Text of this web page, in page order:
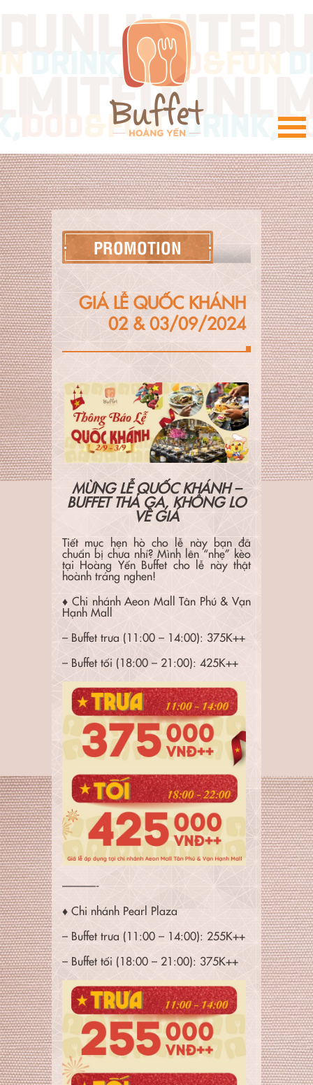
PROMOTION
GIÁ LỄ QUỐC KHÁNH
02 & 03/09/2024
MỪNG LỄ QUỐC KHÁNH –
BUFFET THẢ GA, KHÔNG LO
VỀ GIÁ
Tiết mục hẹn hò cho lễ này bạn đã
chuẩn bị chưa nhỉ? Mình lên “nhẹ” kèo
tại Hoàng Yến Buffet cho lễ này thật
hoành tráng nghen!
♦ Chi nhánh Aeon Mall Tân Phú & Vạn
Hạnh Mall
– Buffet trưa (11:00 – 14:00): 375K++
– Buffet tối (18:00 – 21:00): 425K++
———-
♦ Chi nhánh Pearl Plaza
– Buffet trưa (11:00 – 14:00): 255K++
– Buffet tối (18:00 – 21:00): 375K++